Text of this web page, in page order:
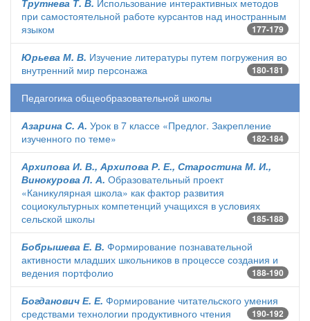
Трутнева Т. В. Использование интерактивных методов
при самостоятельной работе курсантов над иностранным
языком
177-179
Юрьева М. В. Изучение литературы путем погружения во
внутренний мир персонажа
180-181
Педагогика общеобразовательной школы
Азарина С. А. Урок в 7 классе «Предлог. Закрепление
изученного по теме»
182-184
Архипова И. В., Архипова Р. Е., Старостина М. И.,
Винокурова Л. А. Образовательный проект
«Каникулярная школа» как фактор развития
социокультурных компетенций учащихся в условиях
сельской школы
185-188
Бобрышева Е. В. Формирование познавательной
активности младших школьников в процессе создания и
ведения портфолио
188-190
Богданович Е. Е. Формирование читательского умения
средствами технологии продуктивного чтения
190-192